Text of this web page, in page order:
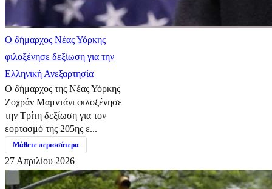
Ο δήμαρχος Νέας Υόρκης
φιλοξένησε δεξίωση για την
Ελληνική Ανεξαρτησία
Ο δήμαρχος της Νέας Υόρκης
Ζοχράν Μαμντάνι φιλοξένησε
την Τρίτη δεξίωση για τον
εορτασμό της 205ης ε...
Μάθετε περισσότερα
27 Απριλίου 2026